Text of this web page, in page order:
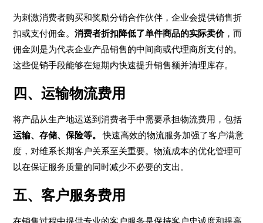
为刺激消费者购买和奖励分销合作伙伴，企业会提供销售折
扣或支付佣金。消费者折扣降低了单件商品的实际卖价，而
佣金则是为代表企业产品销售的中间商或代理商所支付的。
这些促销手段能够在短期内快速提升销售额并清理库存。
四、运输物流费用
将产品从生产地运送到消费者手中需要承担物流费用，包括
运输、存储、保险等。 快速高效的物流服务加强了客户满意
度，对维系长期客户关系至关重要。物流成本的优化管理可
以在保证服务质量的同时减少不必要的支出。
五、客户服务费用
在销售过程中提供专业的客户服务是保持客户忠诚度和提高